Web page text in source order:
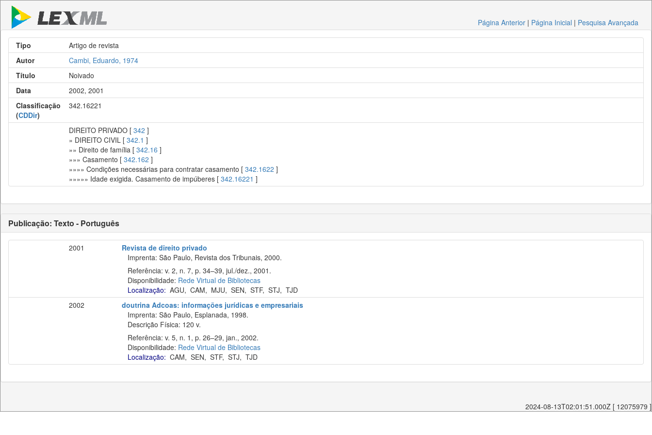
Página Anterior | Página Inicial | Pesquisa Avançada
Tipo
Artigo de revista
Autor
Cambi, Eduardo, 1974
Título
Noivado
Data
2002, 2001
Classificação
(CDDir)
342.16221
DIREITO PRIVADO [ 342 ]
» DIREITO CIVIL [ 342.1 ]
»» Direito de família [ 342.16 ]
»»» Casamento [ 342.162 ]
»»»» Condições necessárias para contratar casamento [ 342.1622 ]
»»»»» Idade exigida. Casamento de impúberes [ 342.16221 ]
Publicação: Texto - Português
2001
Revista de direito privado
Imprenta: São Paulo, Revista dos Tribunais, 2000.
Referência: v. 2, n. 7, p. 34–39, jul./dez., 2001.
Disponibilidade: Rede Virtual de Bibliotecas
Localização: AGU, CAM, MJU, SEN, STF, STJ, TJD
2002
doutrina Adcoas: informações jurídicas e empresariais
Imprenta: São Paulo, Esplanada, 1998.
Descrição Física: 120 v.
Referência: v. 5, n. 1, p. 26–29, jan., 2002.
Disponibilidade: Rede Virtual de Bibliotecas
Localização: CAM, SEN, STF, STJ, TJD
2024-08-13T02:01:51.000Z [ 12075979 ]